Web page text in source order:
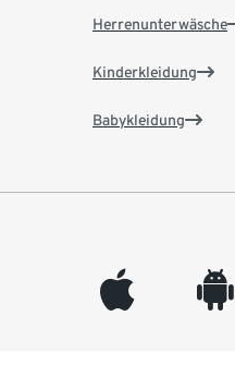
Herrenunterwäsche
Kinderkleidung
Babykleidung
appleinc android